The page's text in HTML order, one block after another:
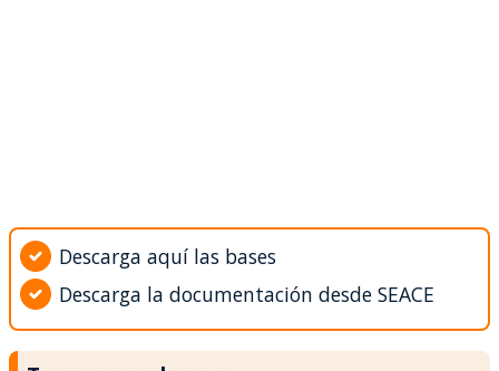
Descarga aquí las bases
Descarga la documentación desde SEACE